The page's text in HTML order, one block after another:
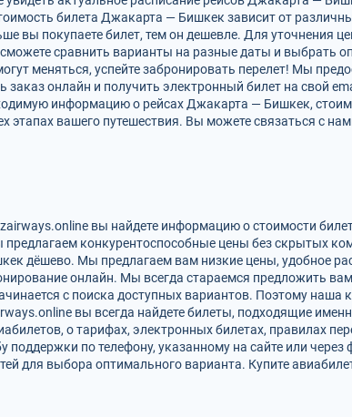
билета Джакарта — Бишкек зависит от
вы покупаете билет, тем он дешевле. Для уточнения
сравнить варианты на разные даты и выбрать
меняться, успейте забронировать перелет! Мы
онлайн и получить электронный билет на свой
информацию о рейсах Джакарта — Бишкек,
вашего путешествия. Вы можете связаться с
вы найдете информацию о стоимости
конкурентоспособные цены без скрытых
дёшево. Мы предлагаем вам низкие цены, удобное
онлайн. Мы всегда стараемся предложить
с поиска доступных вариантов. Поэтому наша
вы всегда найдете билеты, подходящие
о тарифах, электронных билетах, правилах
поддержки по телефону, указанному на сайте или
для выбора оптимального варианта. Купите